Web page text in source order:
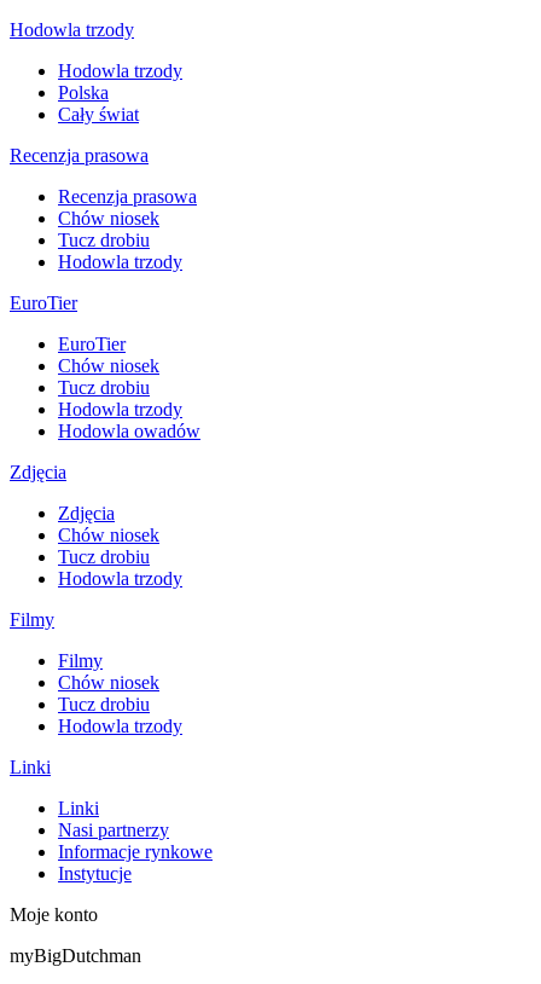
Hodowla trzody
Hodowla trzody
Polska
Cały świat
Recenzja prasowa
Recenzja prasowa
Chów niosek
Tucz drobiu
Hodowla trzody
EuroTier
EuroTier
Chów niosek
Tucz drobiu
Hodowla trzody
Hodowla owadów
Zdjęcia
Zdjęcia
Chów niosek
Tucz drobiu
Hodowla trzody
Filmy
Filmy
Chów niosek
Tucz drobiu
Hodowla trzody
Linki
Linki
Nasi partnerzy
Informacje rynkowe
Instytucje
Moje konto
myBigDutchman